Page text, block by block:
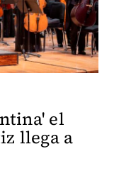
el
llega a